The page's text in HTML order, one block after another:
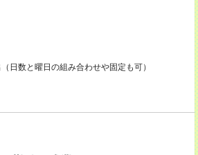
日数と曜日の組み合わせや固定も可）